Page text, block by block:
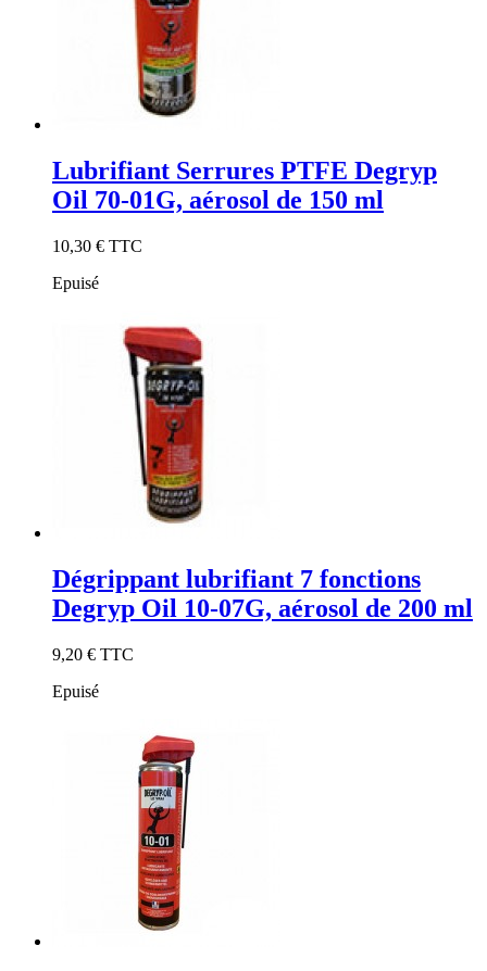
Lubrifiant Serrures PTFE Degryp
Oil 70-01G, aérosol de 150 ml
10,30 € TTC
Epuisé
Dégrippant lubrifiant 7 fonctions
Degryp Oil 10-07G, aérosol de 200 ml
9,20 € TTC
Epuisé